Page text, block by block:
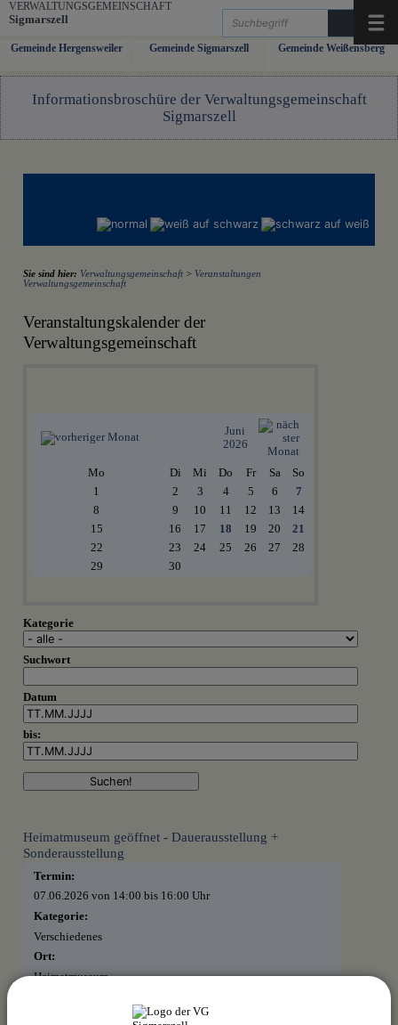
Zum Inhalt,zur Navigationoderzur Startseite
VERWALTUNGSGEMEINSCHAFT
Sigmarszell
Gemeinde Hergensweiler Gemeinde Sigmarszell Gemeinde Weißensberg
Informationsbroschüre der Verwaltungsgemeinschaft
Sigmarszell
Sie sind hier: Verwaltungsgemeinschaft> Veranstaltungen
Verwaltungsgemeinschaft
Veranstaltungskalender der
Verwaltungsgemeinschaft
Juni
2026
Mo Di Mi Do Fr Sa
So
1
2 3 4 5 6
7
8
9 10 11 12 13
14
15
16 17 18 19 20
21
22
23 24 25 26 27
28
29
30
Kategorie
Suchwort
Datum
bis:
Heimatmuseum geöffnet - Dauerausstellung +
Sonderausstellung
Termin:
07.06.2026 von 14:00 bis 16:00 Uhr
Kategorie:
Verschiedenes
Ort:
Heimatmuseum
88138 Hergensweiler